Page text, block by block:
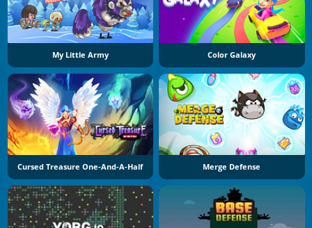
My Little Army Color Galaxy
Cursed Treasure One-And-A-Half Merge Defense